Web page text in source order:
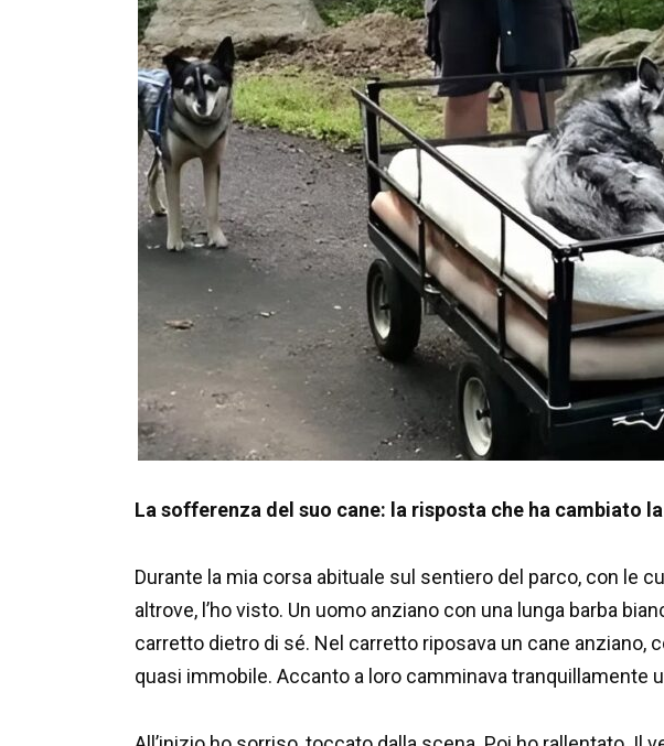
La sofferenza del suo cane: la risposta che ha cambiato
Durante la mia corsa abituale sul sentiero del parco, con le
altrove, l’ho visto. Un uomo anziano con una lunga barba
carretto dietro di sé. Nel carretto riposava un cane anziano,
quasi immobile. Accanto a loro camminava tranquillamente